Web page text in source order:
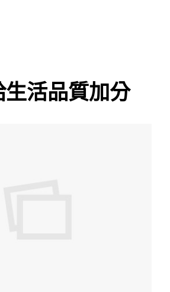
活品質加分